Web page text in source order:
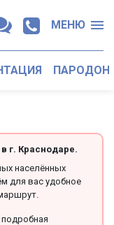
МЕНЮ
г. Краснодаре.
населённых
для вас удобное